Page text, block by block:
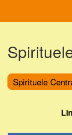
Spirituele